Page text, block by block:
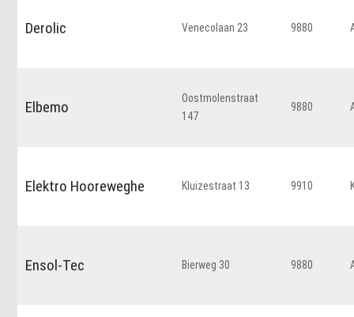
Derolic Venecolaan 23 9880
Elbemo
Oostmolenstraat
147
9880
Elektro Hooreweghe Kluizestraat 13 9910
Ensol-Tec Bierweg 30 9880